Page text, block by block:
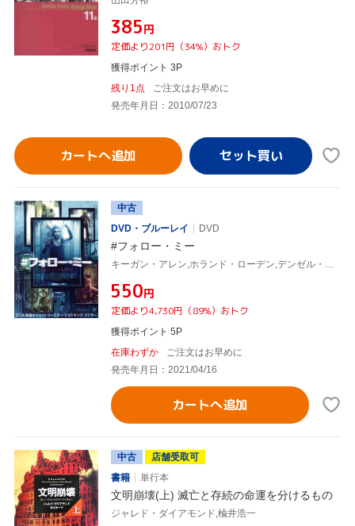
¥385円
定価より201円（34%）おトク
獲得ポイント 3P
残り1点
ご注文はお早めに
発売年月日：2010/07/23
カートへ追加
中古
DVD・ブルーレイ
DVD
#フォロー・ミー
¥550円
定価より4,730円（89%）おトク
獲得ポイント 5P
在庫わずか
ご注文はお早めに
発売年月日：2021/04/16
カートへ追加
中古
店舗受取可
書籍
単行本
文明崩壊(上) 滅亡と存続の命運を分けるもの
ジャレド・ダイアモンド,楡井浩一